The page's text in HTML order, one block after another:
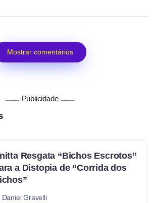
Mostrar comentários
Publicidade
Resgata “Bichos Escrotos”
a Distopia de “Corrida dos
Daniel Gravelli